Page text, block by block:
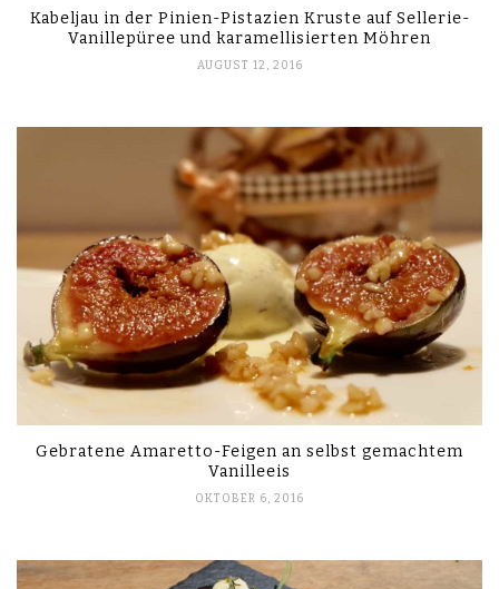
Kabeljau in der Pinien-Pistazien Kruste auf Sellerie-
Vanillepüree und karamellisierten Möhren
AUGUST 12, 2016
Gebratene Amaretto-Feigen an selbst gemachtem
Vanilleeis
OKTOBER 6, 2016